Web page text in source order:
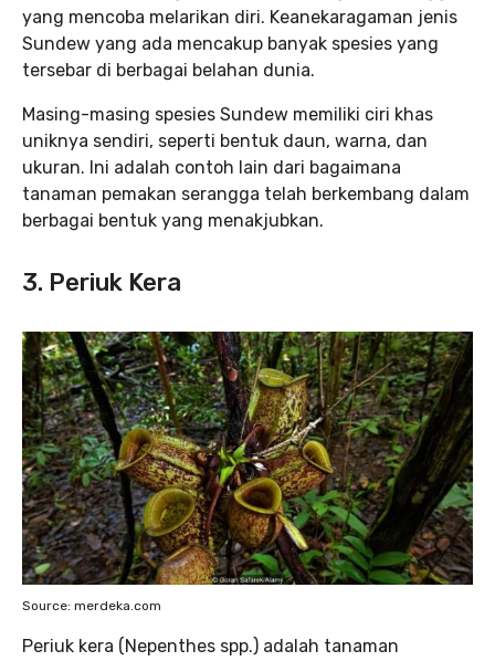
yang mencoba melarikan diri. Keanekaragaman jenis
Sundew yang ada mencakup banyak spesies yang
tersebar di berbagai belahan dunia.
Masing-masing spesies Sundew memiliki ciri khas
uniknya sendiri, seperti bentuk daun, warna, dan
ukuran. Ini adalah contoh lain dari bagaimana
tanaman pemakan serangga telah berkembang dalam
berbagai bentuk yang menakjubkan.
3. Periuk Kera
Source: merdeka.com
Periuk kera (Nepenthes spp.) adalah tanaman